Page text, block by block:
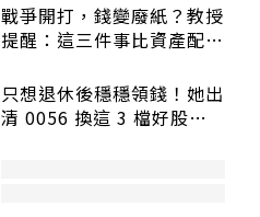
戰爭開打，錢變廢紙？教授
提醒：這三件事比資產配置
只想退休後穩穩領錢！她出
清 0056 換這 3 檔好股：